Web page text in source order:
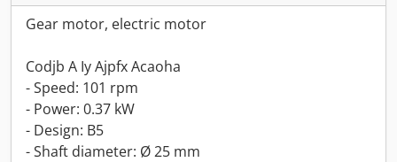
Gear motor, electric motor
Codjb A Iy Ajpfx Acaoha
- Speed: 101 rpm
- Power: 0.37 kW
- Design: B5
- Shaft diameter: Ø 25 mm